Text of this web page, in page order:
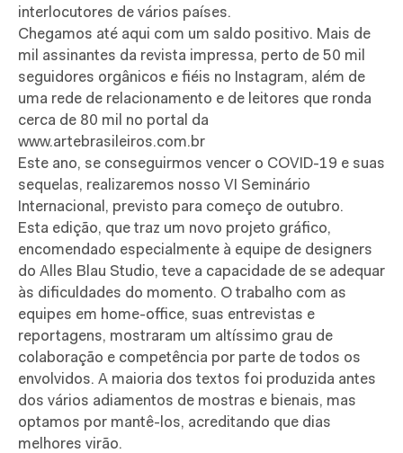
interlocutores de vários países.
Chegamos até aqui com um saldo positivo. Mais de
mil assinantes da revista impressa, perto de 50 mil
seguidores orgânicos e fiéis no Instagram, além de
uma rede de relacionamento e de leitores que ronda
cerca de 80 mil no portal da
www.artebrasileiros.com.br
Este ano, se conseguirmos vencer o COVID-19 e suas
sequelas, realizaremos nosso VI Seminário
Internacional, previsto para começo de outubro.
Esta edição, que traz um novo projeto gráfico,
encomendado especialmente à equipe de designers
do Alles Blau Studio, teve a capacidade de se adequar
às dificuldades do momento. O trabalho com as
equipes em home-office, suas entrevistas e
reportagens, mostraram um altíssimo grau de
colaboração e competência por parte de todos os
envolvidos. A maioria dos textos foi produzida antes
dos vários adiamentos de mostras e bienais, mas
optamos por mantê-los, acreditando que dias
melhores virão.